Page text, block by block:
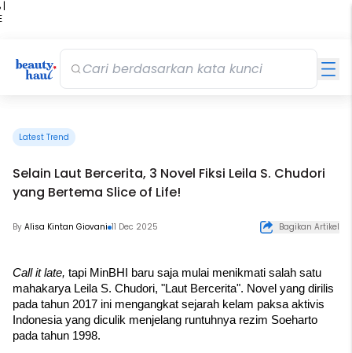
|
Latest Trend
Selain Laut Bercerita, 3 Novel Fiksi Leila S. Chudori
yang Bertema Slice of Life!
By Alisa Kintan Giovani 11 Dec 2025 Bagikan Artikel
Call it late, tapi MinBHI baru saja mulai menikmati salah satu
mahakarya Leila S. Chudori, "Laut Bercerita". Novel yang dirilis
pada tahun 2017 ini mengangkat sejarah kelam paksa aktivis
Indonesia yang diculik menjelang runtuhnya rezim Soeharto
pada tahun 1998.